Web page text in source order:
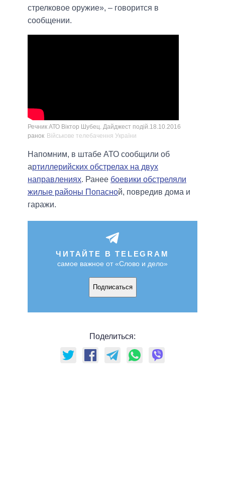
стрелковое оружие», – говорится в
сообщении.
Речник АТО Віктор Шубец. Дайджест подій.18.10.2016
ранок Військове телебачення України
Напомним, в штабе АТО сообщили об
артиллерийских обстрелах на двух
направлениях. Ранее боевики обстреляли
жилые районы Попасной, повредив дома и
гаражи.
ЧИТАЙТЕ В TELEGRAM
самое важное от «Слово и дело»
Подписаться
Поделиться: